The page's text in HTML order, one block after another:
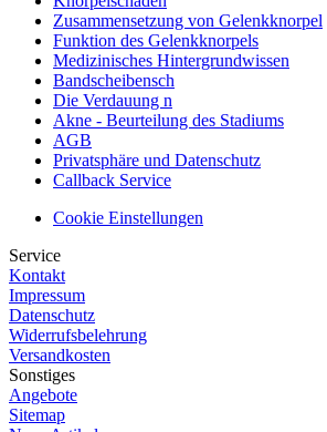
Zusammensetzung von Gelenkknorpel
Funktion des Gelenkknorpels
Medizinisches Hintergrundwissen
Bandscheibensch
Die Verdauung n
Akne - Beurteilung des Stadiums
AGB
Privatsphäre und Datenschutz
Callback Service
Cookie Einstellungen
Service
Kontakt
Impressum
Datenschutz
Widerrufsbelehrung
Versandkosten
Sonstiges
Angebote
Sitemap